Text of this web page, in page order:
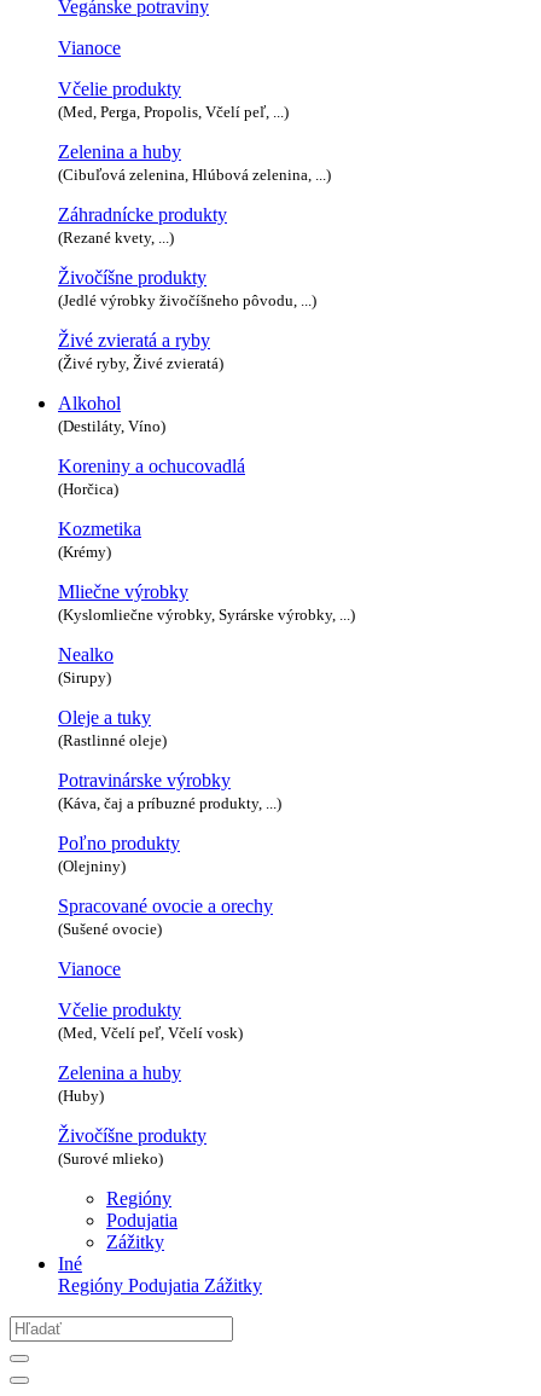
Vegánske potraviny
Vianoce
Včelie produkty
(Med, Perga, Propolis, Včelí peľ, ...)
Zelenina a huby
(Cibuľová zelenina, Hlúbová zelenina, ...)
Záhradnícke produkty
(Rezané kvety, ...)
Živočíšne produkty
(Jedlé výrobky živočíšneho pôvodu, ...)
Živé zvieratá a ryby
(Živé ryby, Živé zvieratá)
Alkohol
(Destiláty, Víno)
Koreniny a ochucovadlá
(Horčica)
Kozmetika
(Krémy)
Mliečne výrobky
(Kyslomliečne výrobky, Syrárske výrobky, ...)
Nealko
(Sirupy)
Oleje a tuky
(Rastlinné oleje)
Potravinárske výrobky
(Káva, čaj a príbuzné produkty, ...)
Poľno produkty
(Olejniny)
Spracované ovocie a orechy
(Sušené ovocie)
Vianoce
Včelie produkty
(Med, Včelí peľ, Včelí vosk)
Zelenina a huby
(Huby)
Živočíšne produkty
(Surové mlieko)
Regióny
Podujatia
Zážitky
Iné
Regióny Podujatia Zážitky